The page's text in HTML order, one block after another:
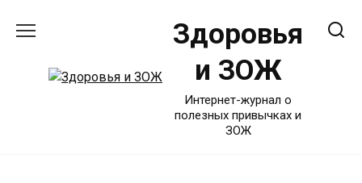
Здоровья
и ЗОЖ
Интернет-журнал о
полезных привычках и
ЗОЖ